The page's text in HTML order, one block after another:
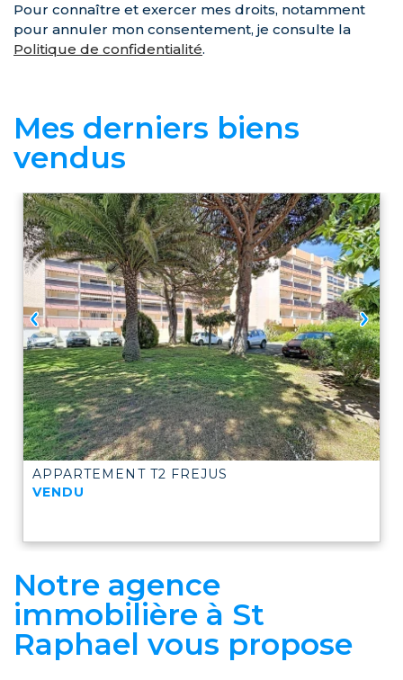
Pour connaître et exercer mes droits, notamment
pour annuler mon consentement, je consulte la
Politique de confidentialité.
Mes derniers biens
vendus
APPARTEMENT T2 FREJUS
VENDU
Notre agence
immobilière à St
Raphael vous propose